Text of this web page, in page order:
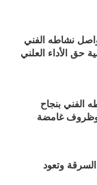
نشاطه الفني
الأداء العلني
الفني بنجاح
وظروف غامضة
وتعود